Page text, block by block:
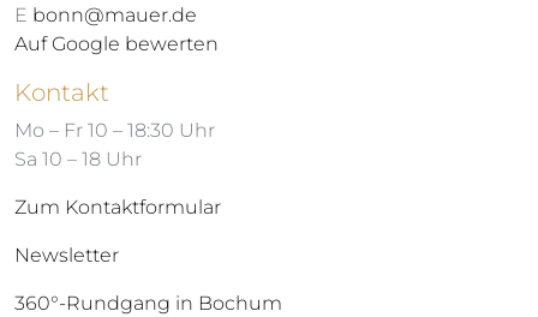
E bonn@mauer.de
Auf Google bewerten
Kontakt
Mo – Fr 10 – 18:30 Uhr
Sa 10 – 18 Uhr
Zum Kontaktformular
Newsletter
360°-Rundgang in Bochum